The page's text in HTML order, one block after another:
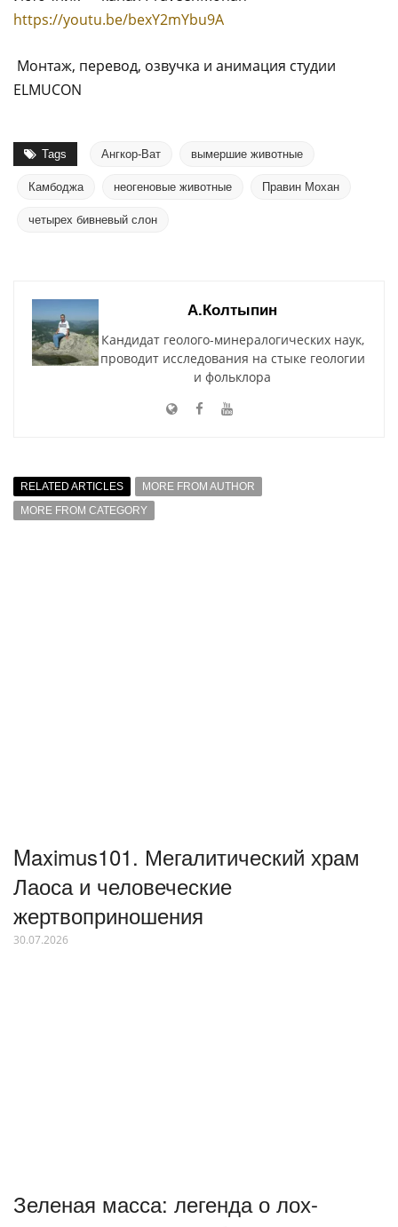
https://youtu.be/bexY2mYbu9A
Монтаж, перевод, озвучка и анимация студии
ELMUCON
Tags Ангкор-Ват вымершие животные
Камбоджа неогеновые животные Правин Мохан
четырех бивневый слон
А.Колтыпин
Кандидат геолого-минералогических наук,
проводит исследования на стыке геологии
и фольклора
RELATED ARTICLES
MORE FROM AUTHOR
MORE FROM CATEGORY
Maximus101. Мегалитический храм
Лаоса и человеческие
жертвоприношения
30.07.2026
Зеленая масса: легенда о лох-